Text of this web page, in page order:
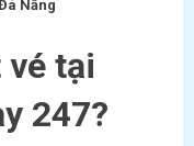
Nẵng
tại
247?